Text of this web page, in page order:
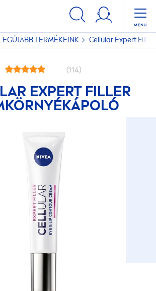
LEGÚJABB TERMÉKEINK Cellular Expert Filler
(114)
EXPERT FILLER